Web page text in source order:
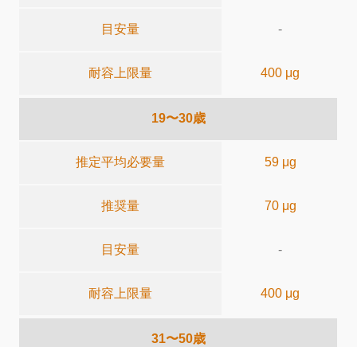
目安量 -
耐容上限量 400 μg
19〜30歳
推定平均必要量 59 μg
推奨量 70 μg
目安量 -
耐容上限量 400 μg
31〜50歳